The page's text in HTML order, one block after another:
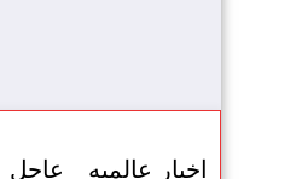
اخبار عالميه عاجل